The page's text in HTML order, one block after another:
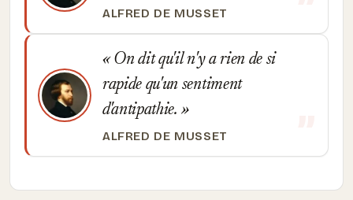
ALFRED DE MUSSET
On dit qu'il n'y a rien de si
rapide qu'un sentiment
d'antipathie.
ALFRED DE MUSSET